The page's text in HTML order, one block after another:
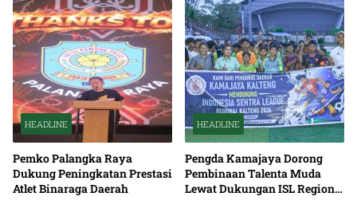
HEADLINE
Pemko Palangka Raya
Dukung Peningkatan Prestasi
Atlet Binaraga Daerah
HEADLINE
Pengda Kamajaya Dorong
Pembinaan Talenta Muda
Lewat Dukungan ISL Regional